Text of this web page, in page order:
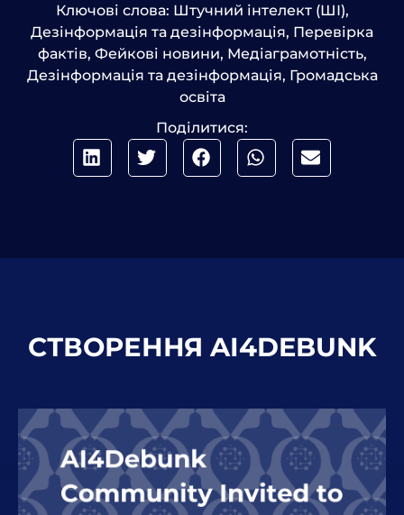
Ключові слова: Штучний інтелект (ШІ),
Дезінформація та дезінформація, Перевірка
фактів, Фейкові новини, Медіаграмотність,
Дезінформація та дезінформація, Громадська
освіта
Поділитися:
СТВОРЕННЯ AI4DEBUNK